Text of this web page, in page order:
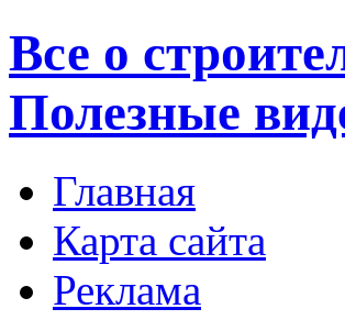
Все о
Полезные
Главная
Карта сайта
Реклама